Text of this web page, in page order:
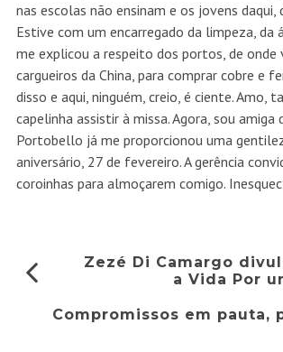
nas escolas não ensinam e os jovens daqui,
Estive com um encarregado da limpeza, da
me explicou a respeito dos portos, de onde
cargueiros da China, para comprar cobre e
disso e aqui, ninguém, creio, é ciente. Amo,
capelinha assistir à missa. Agora, sou amiga
Portobello já me proporcionou uma
aniversário, 27 de fevereiro. A gerência
coroinhas para almoçarem comigo.
Zezé Di Camargo
a Vida Por
Compromissos em pauta,